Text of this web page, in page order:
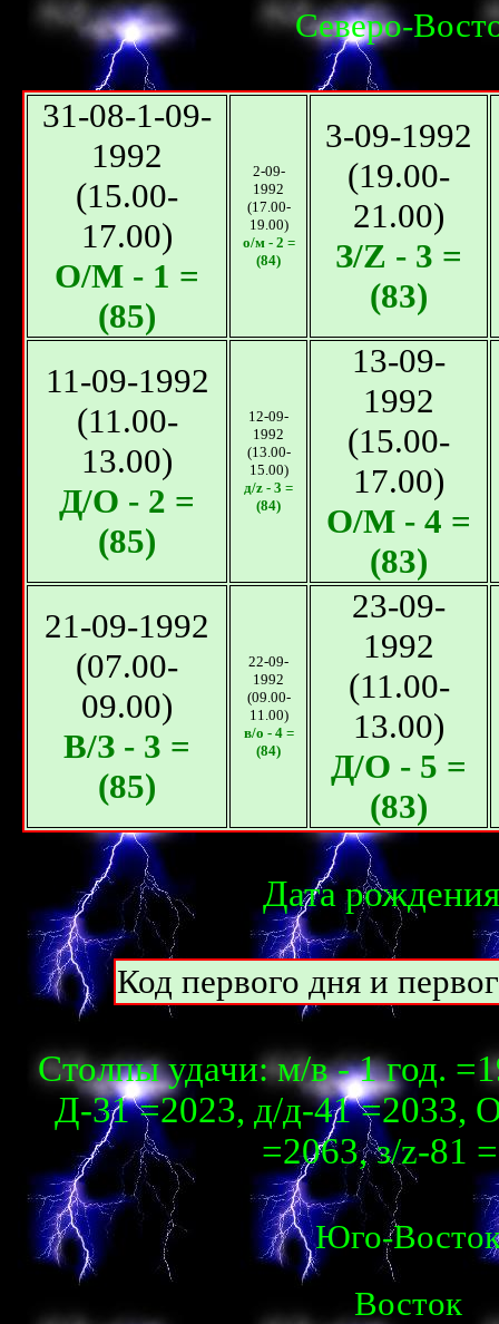
Северо-
31-08-1-09-
1992
(15.00-
17.00)
О/М - 1 =
(85)
2-09-
1992
(17.00-
19.00)
о/м - 2 =
(84)
3-09-1992
(19.00-
21.00)
З/Z - 3 =
(83)
11-09-1992
(11.00-
13.00)
Д/О - 2 =
(85)
12-09-
1992
(13.00-
15.00)
д/z - 3 =
(84)
13-09-
1992
(15.00-
17.00)
О/М - 4 =
(83)
21-09-1992
(07.00-
09.00)
В/З - 3 =
(85)
22-09-
1992
(09.00-
11.00)
в/о - 4 =
(84)
23-09-
1992
(11.00-
13.00)
Д/О - 5 =
(83)
Дата
Код первого дня и
Столпы удачи: м/в - 1 год.
Д-31 =2023, д/д-41 =2033,
=2063, з/z-81
Юго-
Восток